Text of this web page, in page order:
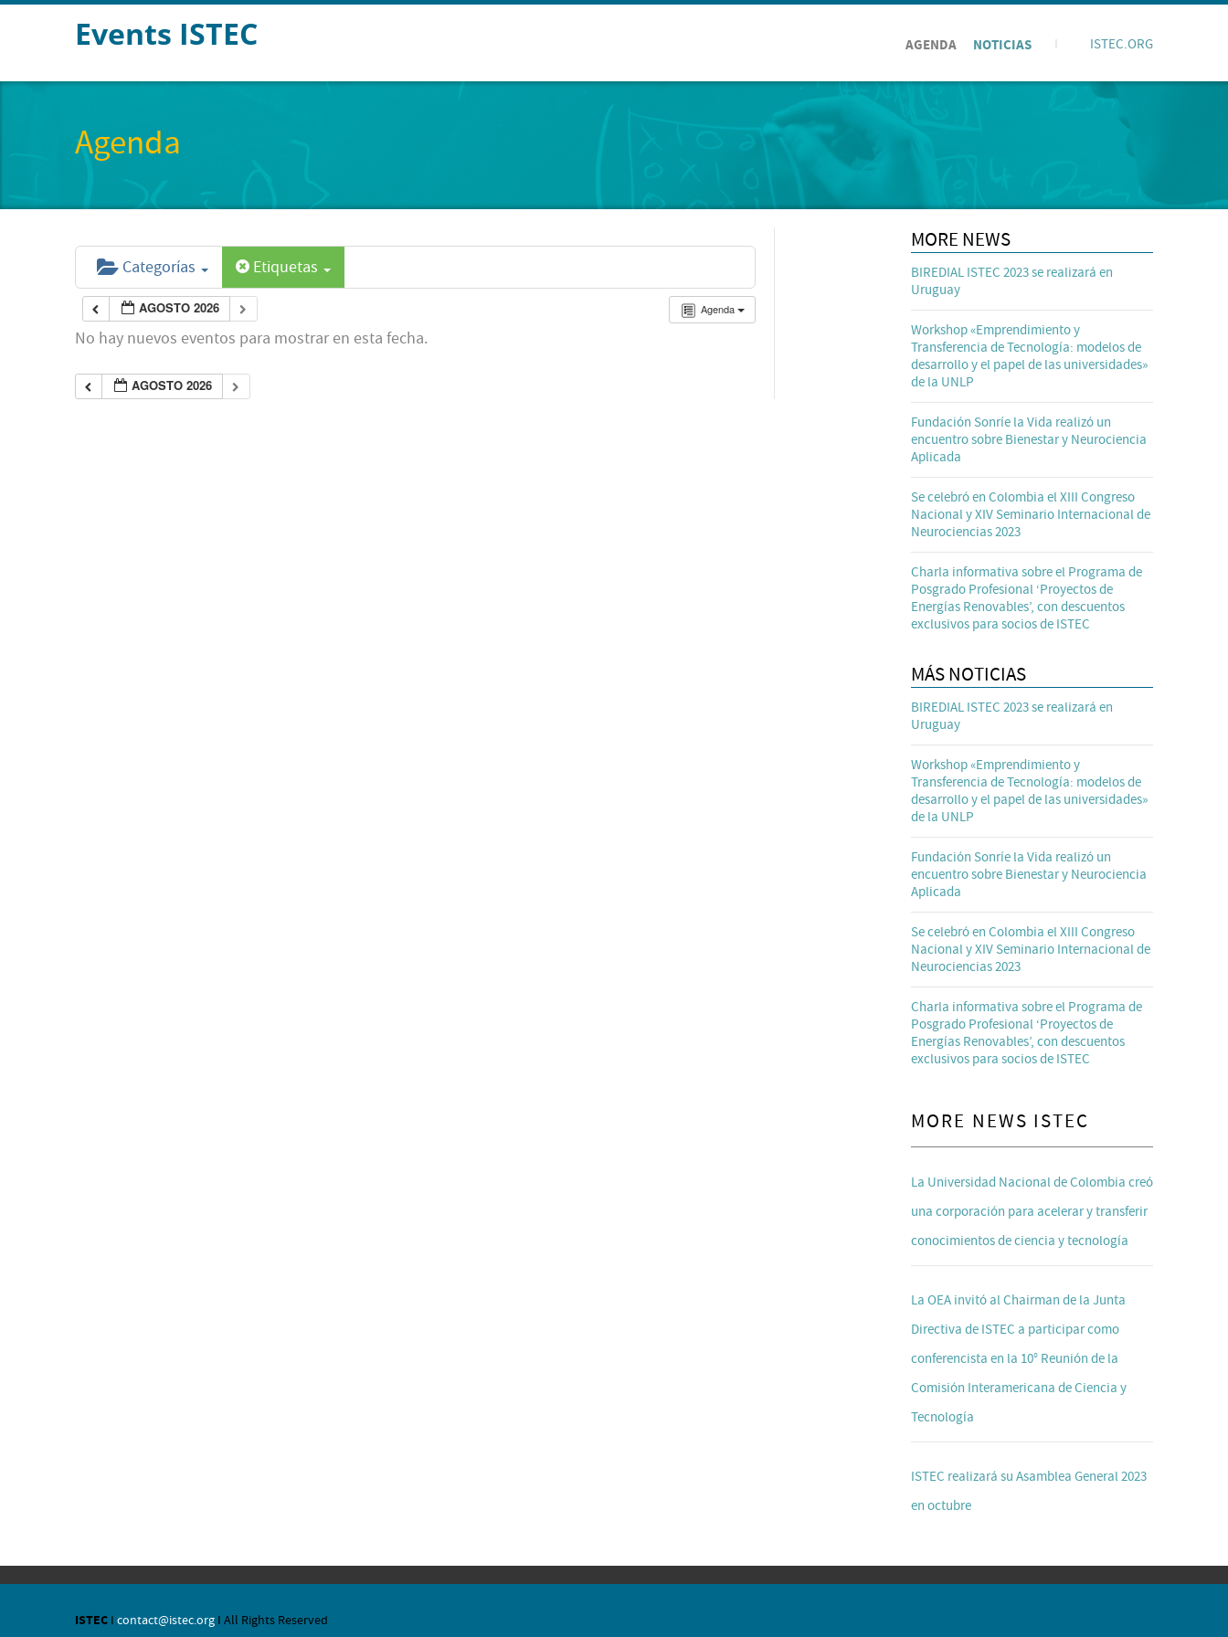
Events ISTEC AGENDA NOTICIAS ISTEC.ORG
Agenda
Categorías Etiquetas
Agenda
AGOSTO 2026
No hay nuevos eventos para mostrar en esta fecha.
AGOSTO 2026
MORE NEWS
BIREDIAL ISTEC 2023 se realizará en
Uruguay
Workshop «Emprendimiento y
Transferencia de Tecnología: modelos de
desarrollo y el papel de las universidades»
de la UNLP
Fundación Sonríe la Vida realizó un
encuentro sobre Bienestar y Neurociencia
Aplicada
Se celebró en Colombia el XIII Congreso
Nacional y XIV Seminario Internacional de
Neurociencias 2023
Charla informativa sobre el Programa de
Posgrado Profesional ‘Proyectos de
Energías Renovables’, con descuentos
exclusivos para socios de ISTEC
MÁS NOTICIAS
BIREDIAL ISTEC 2023 se realizará en
Uruguay
Workshop «Emprendimiento y
Transferencia de Tecnología: modelos de
desarrollo y el papel de las universidades»
de la UNLP
Fundación Sonríe la Vida realizó un
encuentro sobre Bienestar y Neurociencia
Aplicada
Se celebró en Colombia el XIII Congreso
Nacional y XIV Seminario Internacional de
Neurociencias 2023
Charla informativa sobre el Programa de
Posgrado Profesional ‘Proyectos de
Energías Renovables’, con descuentos
exclusivos para socios de ISTEC
MORE NEWS ISTEC
La Universidad Nacional de Colombia creó
una corporación para acelerar y transferir
conocimientos de ciencia y tecnología
La OEA invitó al Chairman de la Junta
Directiva de ISTEC a participar como
conferencista en la 10° Reunión de la
Comisión Interamericana de Ciencia y
Tecnología
ISTEC realizará su Asamblea General 2023
en octubre
ISTEC I contact@istec.org I All Rights Reserved